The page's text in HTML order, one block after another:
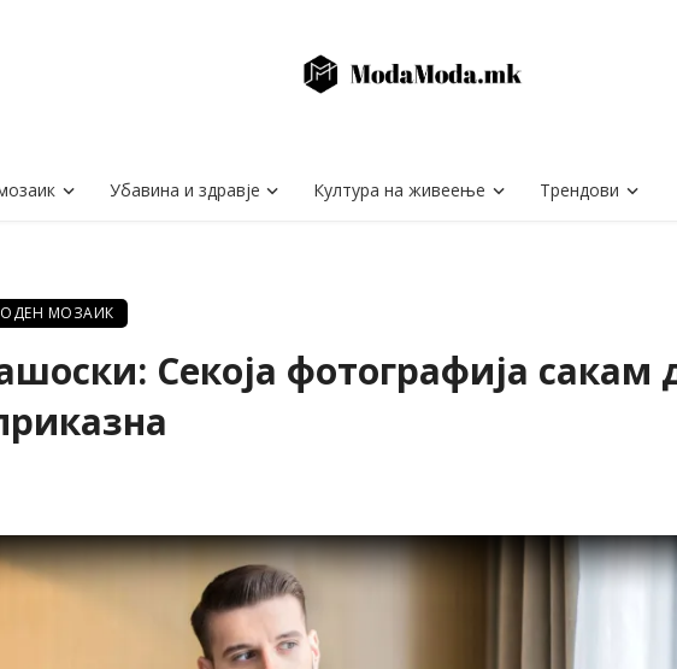
Убавина и здравје Култура на живеење Трендови
МОЗАИК
Секоја фотографија сакам